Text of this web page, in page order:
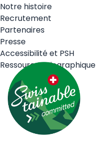
Notre histoire
Recrutement
Partenaires
Presse
Accessibilité et PSH
Ressources Biographique